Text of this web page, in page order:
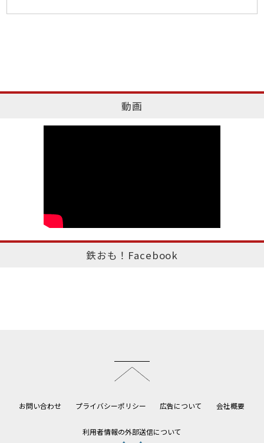
動画
鉄おも！Facebook
お問い合わせ プライバシーポリシー 広告について 会社概要
利用者情報の外部送信について